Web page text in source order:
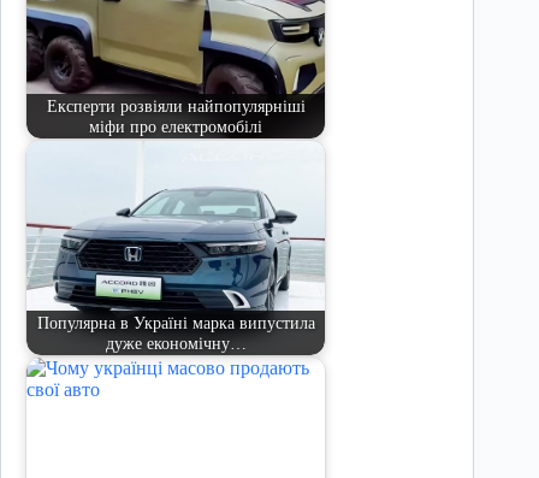
Експерти розвіяли найпопулярніші
міфи про електромобілі
Популярна в Україні марка випустила
дуже економічну…